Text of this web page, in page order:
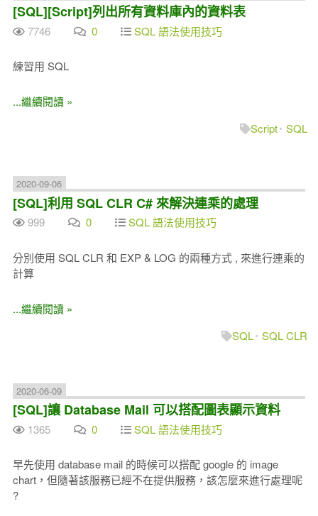
[SQL][Script]列出所有資料庫內的資料表
7746 0 SQL 語法使用技巧
練習用 SQL
...繼續閱讀 »
Script SQL
2020-09-06
[SQL]利用 SQL CLR C# 來解決連乘的處理
999 0 SQL 語法使用技巧
分別使用 SQL CLR 和 EXP & LOG 的兩種方式 , 來進行連乘的
計算
...繼續閱讀 »
SQL SQL CLR
2020-06-09
[SQL]讓 Database Mail 可以搭配圖表顯示資料
1365 0 SQL 語法使用技巧
早先使用 database mail 的時候可以搭配 google 的 image
chart，但隨著該服務已經不在提供服務，該怎麼來進行處理呢
?